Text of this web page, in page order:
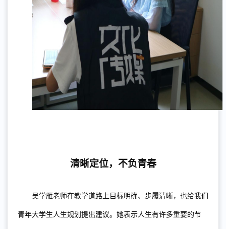
清晰定位， 不负青春
吴学雁老师在教学道路上目标明确、步履清晰，也给我们
青年大学生人生规划提出建议。 她表示人生有许多重要的节